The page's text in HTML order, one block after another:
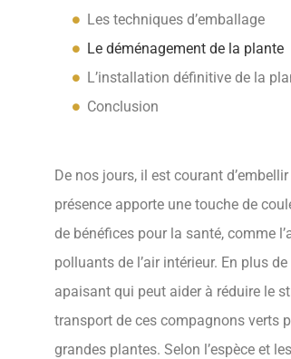
Les techniques d’emballage
Le déménagement de la plante
L’installation définitive de la
Conclusion
De nos jours, il est courant
présence apporte une touche de
de bénéfices pour la santé, comme
polluants de l’air intérieur. En plus
apaisant qui peut aider à réduire le
transport de ces compagnons verts
grandes plantes. Selon l’espèce et